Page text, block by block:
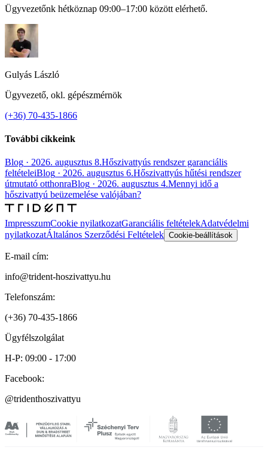
Ügyvezetőnk hétköznap 09:00–17:00 között elérhető.
Gulyás László
Ügyvezető, okl. gépészmérnök
(+36) 70-435-1866
További cikkeink
Blog · 2026. augusztus 8.Hőszivattyús rendszer garanciális
feltételeiBlog · 2026. augusztus 6.Hőszivattyús hűtési rendszer
útmutató otthonraBlog · 2026. augusztus 4.Mennyi idő a
hőszivattyú beüzemelése valójában?
ImpresszumCookie nyilatkozatGaranciális feltételekAdatvédelmi
nyilatkozatÁltalános Szerződési Feltételek Cookie-beállítások
E-mail cím:
info@trident-hoszivattyu.hu
Telefonszám:
(+36) 70-435-1866
Ügyfélszolgálat
H-P: 09:00 - 17:00
Facebook:
@tridenthoszivattyu